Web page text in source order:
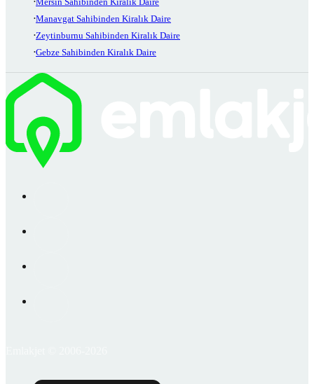
Manavgat Sahibinden Kiralık Daire
Zeytinburnu Sahibinden Kiralık Daire
Gebze Sahibinden Kiralık Daire